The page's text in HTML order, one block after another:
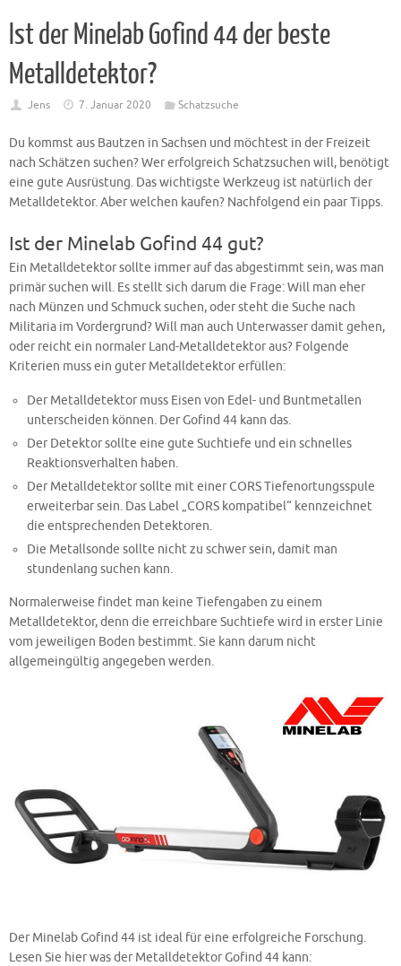
Ist der Minelab Gofind 44 der beste
Metalldetektor?
Jens 7. Januar 2020 Schatzsuche
Du kommst aus Bautzen in Sachsen und möchtest in der Freizeit
nach Schätzen suchen? Wer erfolgreich Schatzsuchen will, benötigt
eine gute Ausrüstung. Das wichtigste Werkzeug ist natürlich der
Metalldetektor. Aber welchen kaufen? Nachfolgend ein paar Tipps.
Ist der Minelab Gofind 44 gut?
Ein Metalldetektor sollte immer auf das abgestimmt sein, was man
primär suchen will. Es stellt sich darum die Frage: Will man eher
nach Münzen und Schmuck suchen, oder steht die Suche nach
Militaria im Vordergrund? Will man auch Unterwasser damit gehen,
oder reicht ein normaler Land-Metalldetektor aus? Folgende
Kriterien muss ein guter Metalldetektor erfüllen:
Der Metalldetektor muss Eisen von Edel- und Buntmetallen
unterscheiden können. Der Gofind 44 kann das.
Der Detektor sollte eine gute Suchtiefe und ein schnelles
Reaktionsverhalten haben.
Der Metalldetektor sollte mit einer CORS Tiefenortungsspule
erweiterbar sein. Das Label „CORS kompatibel“ kennzeichnet
die entsprechenden Detektoren.
Die Metallsonde sollte nicht zu schwer sein, damit man
stundenlang suchen kann.
Normalerweise findet man keine Tiefengaben zu einem
Metalldetektor, denn die erreichbare Suchtiefe wird in erster Linie
vom jeweiligen Boden bestimmt. Sie kann darum nicht
allgemeingültig angegeben werden.
Der Minelab Gofind 44 ist ideal für eine erfolgreiche Forschung.
Lesen Sie hier was der Metalldetektor Gofind 44 kann: